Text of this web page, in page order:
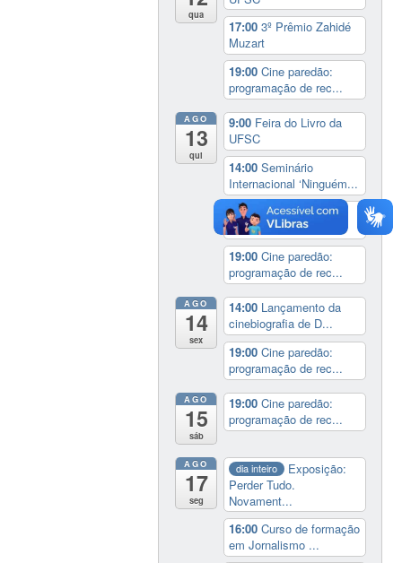
qua
17:003º Prêmio Zahidé
Muzart
19:00Cine paredão:
programação de rec...
AGO
13
qui
9:00 Feira do Livro da
UFSC
14:00Seminário
Internacional ‘Ninguém...
14:30 Sessão Especial
do Conselho Esta...
19:00Cine paredão:
programação de rec...
AGO
14
sex
14:00 Lançamento da
cinebiografia de D...
19:00Cine paredão:
programação de rec...
AGO
15
sáb
19:00Cine paredão:
programação de rec...
AGO
17
seg
dia inteiro
Exposição:
Perder Tudo.
Novament...
16:00Curso de formação
em Jornalismo ...